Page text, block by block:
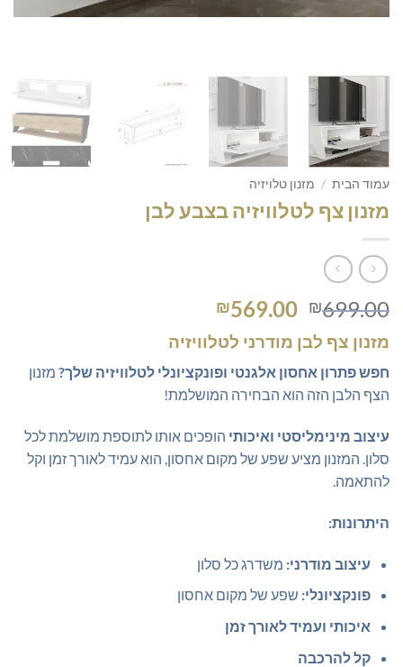
עמוד הבית / מזנון טלויזיה
מזנון צף לטלוויזיה בצבע לבן
₪699.00
המחיר
המקורי
היה:
₪699.00.
₪569.00
הנוכחי
הוא:
₪569.00.
מזנון צף לבן מודרני לטלוויזיה
חפש פתרון אחסון אלגנטי ופונקציונלי לטלוויזיה שלך? מזנון
הצף הלבן הזה הוא הבחירה המושלמת!
עיצוב מינימליסטי ואיכותי הופכים אותו לתוספת מושלמת לכל
סלון. המזנון מציע שפע של מקום אחסון, הוא עמיד לאורך זמן וקל
להתאמה.
היתרונות:
עיצוב מודרני: משדרג כל סלון
פונקציונלי: שפע של מקום אחסון
איכותי ועמיד לאורך זמן
קל להרכבה